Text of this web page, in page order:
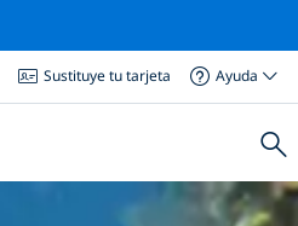
Sustituye tu tarjeta Ayuda